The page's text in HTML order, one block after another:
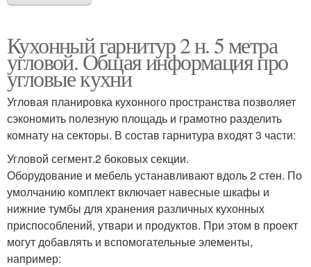
Кухонный гарнитур 2 н. 5 метра
угловой. Общая информация про
угловые кухни
Угловая планировка кухонного пространства позволяет
сэкономить полезную площадь и грамотно разделить
комнату на секторы. В состав гарнитура входят 3 части:
Угловой сегмент.2 боковых секции.
Оборудование и мебель устанавливают вдоль 2 стен. По
умолчанию комплект включает навесные шкафы и
нижние тумбы для хранения различных кухонных
приспособлений, утвари и продуктов. При этом в проект
могут добавлять и вспомогательные элементы,
например: